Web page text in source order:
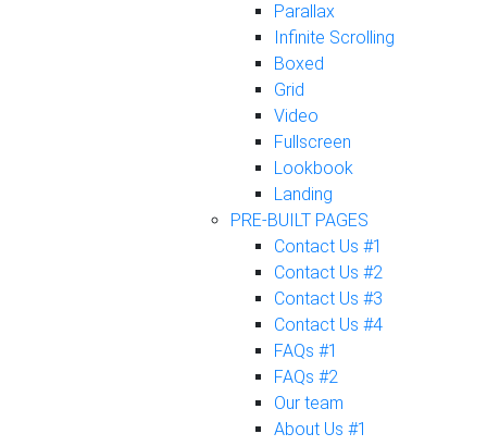
Parallax
Infinite Scrolling
Boxed
Grid
Video
Fullscreen
Lookbook
Landing
PRE-BUILT PAGES
Contact Us #1
Contact Us #2
Contact Us #3
Contact Us #4
FAQs #1
FAQs #2
Our team
About Us #1